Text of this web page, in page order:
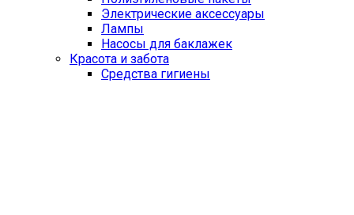
Электрические аксессуары
Лампы
Насосы для баклажек
Красота и забота
Средства гигиены